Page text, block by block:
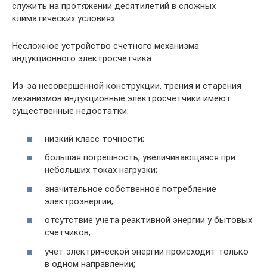
служить на протяжении десятилетий в сложных
климатических условиях.
Несложное устройство счетного механизма
индукционного электросчетчика
Из-за несовершенной конструкции, трения и старения
механизмов индукционные электросчетчики имеют
существенные недостатки:
низкий класс точности;
большая погрешность, увеличивающаяся при
небольших токах нагрузки;
значительное собственное потребление
электроэнергии;
отсутствие учета реактивной энергии у бытовых
счетчиков;
учет электрической энергии происходит только
в одном направлении;